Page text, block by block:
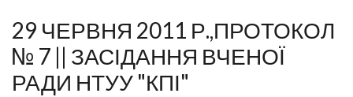
29 ЧЕРВНЯ 2011 Р.,ПРОТОКОЛ
№ 7 || ЗАСІДАННЯ ВЧЕНОЇ
РАДИ НТУУ "КПІ"